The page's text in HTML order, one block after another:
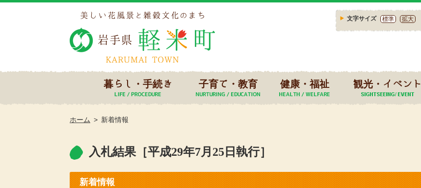
文字サイズ 標準 拡大
暮らし・手続き 子育て・教育 健康・福祉 観光・イベント
ホーム 新着情報
入札結果［平成29年7月25日執行］
新着情報